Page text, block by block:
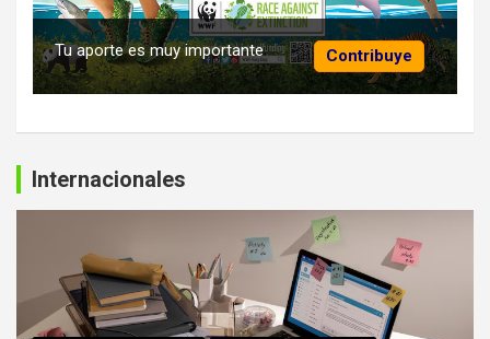
Contribuye
Tu aporte es muy importante
Internacionales